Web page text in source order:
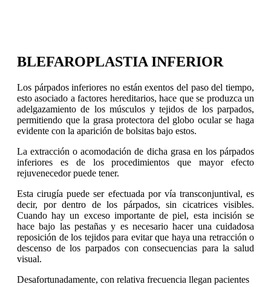
BLEFAROPLASTIA INFERIOR
Los párpados inferiores no están exentos del paso del tiempo,
esto asociado a factores hereditarios, hace que se produzca un
adelgazamiento de los músculos y tejidos de los parpados,
permitiendo que la grasa protectora del globo ocular se haga
evidente con la aparición de bolsitas bajo estos.
La extracción o acomodación de dicha grasa en los párpados
inferiores es de los procedimientos que mayor efecto
rejuvenecedor puede tener.
Esta cirugía puede ser efectuada por vía transconjuntival, es
decir, por dentro de los párpados, sin cicatrices visibles.
Cuando hay un exceso importante de piel, esta incisión se
hace bajo las pestañas y es necesario hacer una cuidadosa
reposición de los tejidos para evitar que haya una retracción o
descenso de los parpados con consecuencias para la salud
visual.
Desafortunadamente, con relativa frecuencia llegan pacientes